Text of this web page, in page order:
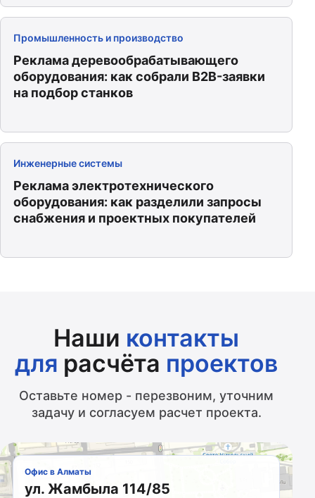
Промышленность и производство
Реклама деревообрабатывающего
оборудования: как собрали B2B-заявки
на подбор станков
Инженерные системы
Реклама электротехнического
оборудования: как разделили запросы
снабжения и проектных покупателей
Наши контакты
для расчёта проектов
Оставьте номер - перезвоним, уточним
задачу и согласуем расчет проекта.
Офис в Алматы
ул. Жамбыла 114/85